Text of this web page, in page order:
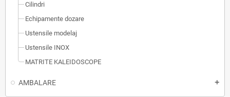
Cilindri
Echipamente dozare
Ustensile modelaj
Ustensile INOX
MATRITE KALEIDOSCOPE
AMBALARE add